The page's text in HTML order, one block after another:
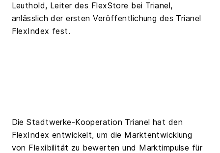
Leuthold, Leiter des FlexStore bei Trianel,
anlässlich der ersten Veröffentlichung des Trianel
FlexIndex fest.
Die Stadtwerke-Kooperation Trianel hat den
FlexIndex entwickelt, um die Marktentwicklung
von Flexibilität zu bewerten und Marktimpulse für